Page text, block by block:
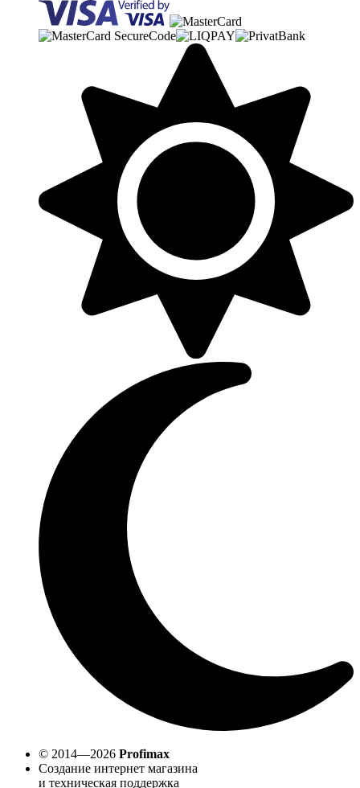
© 2014—2026 Profimax
Создание интернет магазина
и техническая поддержка